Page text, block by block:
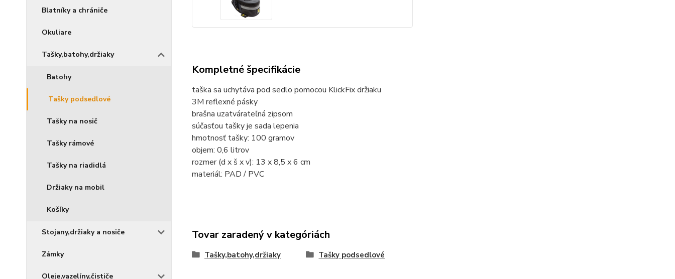
Blatníky a chrániče
Okuliare
Tašky,batohy,držiaky
Batohy
Tašky podsedlové
Tašky na nosič
Tašky rámové
Tašky na riadidlá
Držiaky na mobil
Košíky
Stojany,držiaky a nosiče
Zámky
Oleje,vazelíny,čističe
Kompletné špecifikácie
taška sa uchytáva pod sedlo pomocou KlickFix držiaku
3M reflexné pásky
brašna uzatvárateľná zipsom
súčasťou tašky je sada lepenia
hmotnosť tašky: 100 gramov
objem: 0,6 litrov
rozmer (d x š x v): 13 x 8,5 x 6 cm
materiál: PAD / PVC
Tovar zaradený v kategóriách
Tašky,batohy,držiaky Tašky podsedlové